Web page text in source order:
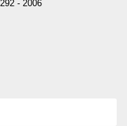
- 2006